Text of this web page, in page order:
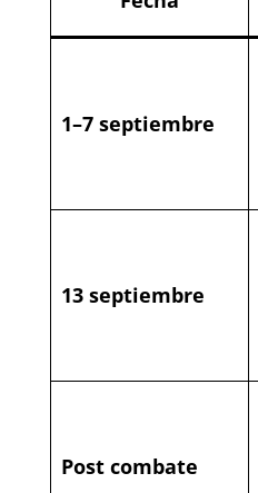
1–7 septiembre
13 septiembre
Post combate